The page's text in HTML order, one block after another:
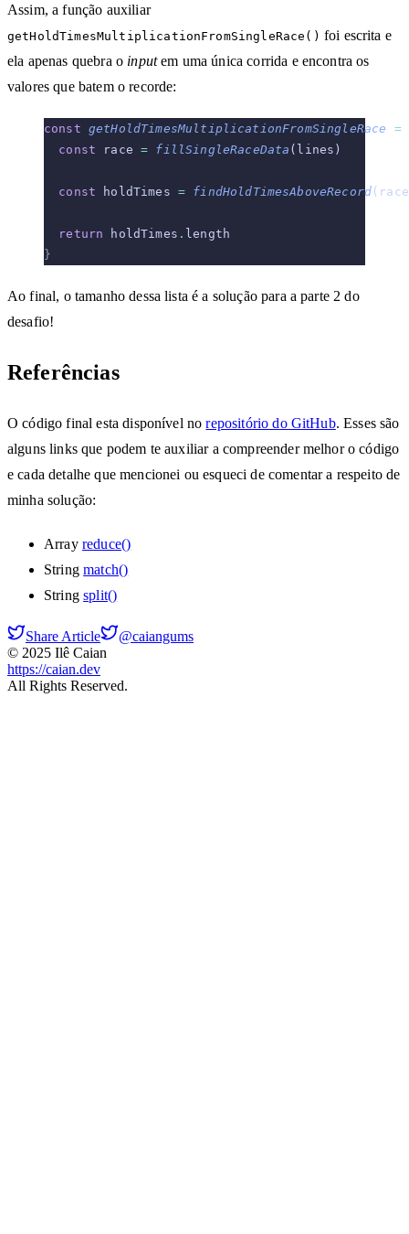
Assim, a função auxiliar
getHoldTimesMultiplicationFromSingleRace() foi escrita e
ela apenas quebra o inputem uma única corrida e encontra os
valores que batem o recorde:
const getHoldTimesMultiplicationFromSingleRace =
  const
race = fillSingleRaceData (lines)
  const
holdTimes = findHoldTimesAboveRecord
  return
holdTimes . length
}
Ao final, o tamanho dessa lista é a solução para a parte 2 do
desafio!
Referências
O código final esta disponível norepositório do GitHub. Esses são
alguns links que podem te auxiliar a compreender melhor o código
e cada detalhe que mencionei ou esqueci de comentar a respeito de
minha solução:
Array reduce()
Stringmatch()
Stringsplit()
Share Article
@caiangums
© 2025 Ilê Caian
https://caian.dev
All Rights Reserved.